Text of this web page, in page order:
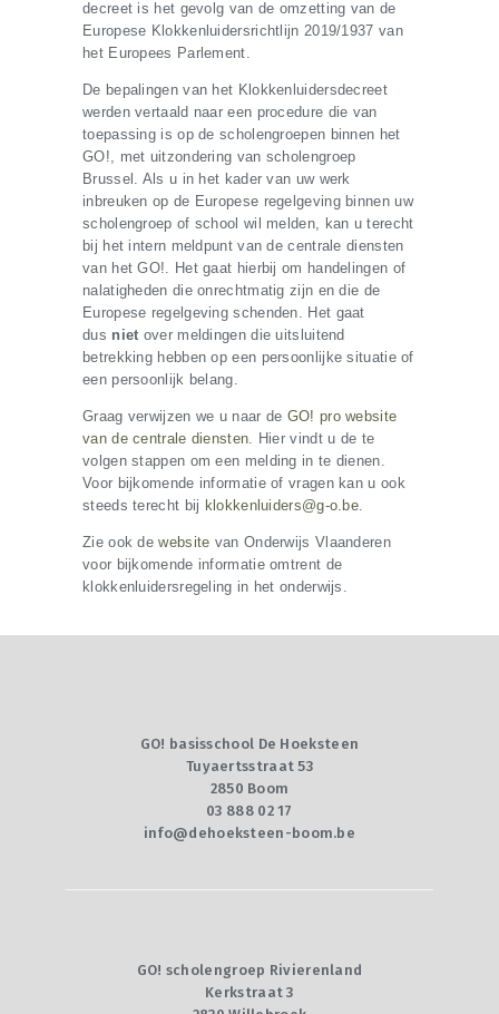
decreet is het gevolg van de omzetting van de
Europese Klokkenluidersrichtlijn 2019/1937 van
het Europees Parlement.
De bepalingen van het Klokkenluidersdecreet
werden vertaald naar een procedure die van
toepassing is op de scholengroepen binnen het
GO!, met uitzondering van scholengroep
Brussel. Als u in het kader van uw werk
inbreuken op de Europese regelgeving binnen uw
scholengroep of school wil melden, kan u terecht
bij het intern meldpunt van de centrale diensten
van het GO!. Het gaat hierbij om handelingen of
nalatigheden die onrechtmatig zijn en die de
Europese regelgeving schenden. Het gaat
dus niet over meldingen die uitsluitend
betrekking hebben op een persoonlijke situatie of
een persoonlijk belang.
Graag verwijzen we u naar de GO! pro website
van de centrale diensten. Hier vindt u de te
volgen stappen om een melding in te dienen.
Voor bijkomende informatie of vragen kan u ook
steeds terecht bij klokkenluiders@g-o.be.
Zie ook dewebsite van Onderwijs Vlaanderen
voor bijkomende informatie omtrent de
klokkenluidersregeling in het onderwijs.
GO! basisschool De Hoeksteen
Tuyaertsstraat 53
2850 Boom
03 888 02 17
info@dehoeksteen-boom.be
GO! scholengroep Rivierenland
Kerkstraat 3